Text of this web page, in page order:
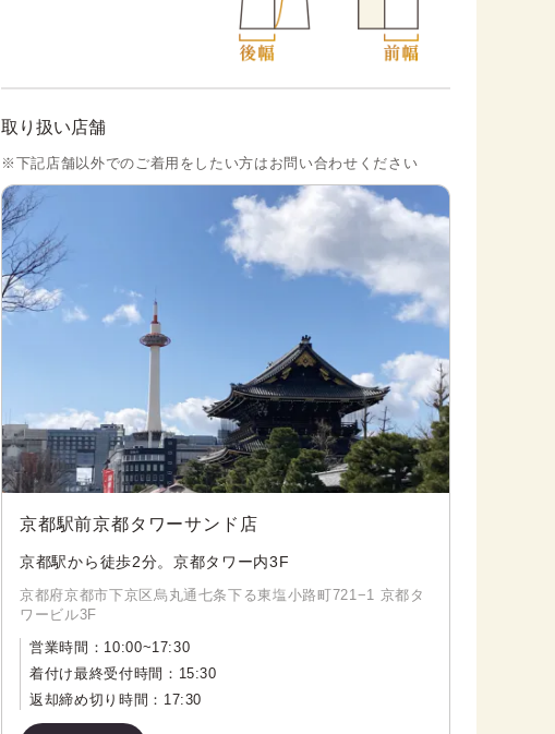
取り扱い店舗
※下記店舗以外でのご着用をしたい方はお問い合わせください
京都駅前京都タワーサンド店
京都駅から徒歩2分。京都タワー内3F
京都府京都市下京区烏丸通七条下る東塩小路町721−1 京都タ
ワービル3F
営業時間： 10:00~17:30
着付け最終受付時間： 15:30
返却締め切り時間： 17:30